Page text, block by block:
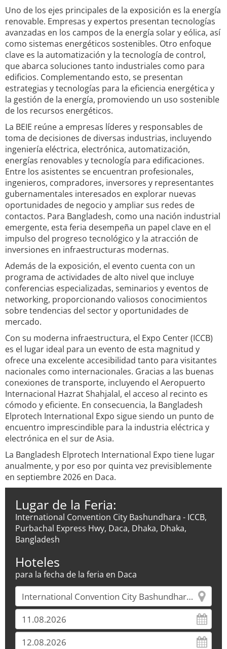
Uno de los ejes principales de la exposición es la energía
renovable. Empresas y expertos presentan tecnologías
avanzadas en los campos de la energía solar y eólica, así
como sistemas energéticos sostenibles. Otro enfoque
clave es la automatización y la tecnología de control,
que abarca soluciones tanto industriales como para
edificios. Complementando esto, se presentan
estrategias y tecnologías para la eficiencia energética y
la gestión de la energía, promoviendo un uso sostenible
de los recursos energéticos.
La BEIE reúne a empresas líderes y responsables de
toma de decisiones de diversas industrias, incluyendo
ingeniería eléctrica, electrónica, automatización,
energías renovables y tecnología para edificaciones.
Entre los asistentes se encuentran profesionales,
ingenieros, compradores, inversores y representantes
gubernamentales interesados en explorar nuevas
oportunidades de negocio y ampliar sus redes de
contactos. Para Bangladesh, como una nación industrial
emergente, esta feria desempeña un papel clave en el
impulso del progreso tecnológico y la atracción de
inversiones en infraestructuras modernas.
Además de la exposición, el evento cuenta con un
programa de actividades de alto nivel que incluye
conferencias especializadas, seminarios y eventos de
networking, proporcionando valiosos conocimientos
sobre tendencias del sector y oportunidades de
mercado.
Con su moderna infraestructura, el Expo Center (ICCB)
es el lugar ideal para un evento de esta magnitud y
ofrece una excelente accesibilidad tanto para visitantes
nacionales como internacionales. Gracias a las buenas
conexiones de transporte, incluyendo el Aeropuerto
Internacional Hazrat Shahjalal, el acceso al recinto es
cómodo y eficiente. En consecuencia, la Bangladesh
Elprotech International Expo sigue siendo un punto de
encuentro imprescindible para la industria eléctrica y
electrónica en el sur de Asia.
La Bangladesh Elprotech International Expo tiene lugar
anualmente, y por eso por quinta vez previsiblemente
en septiembre 2026 en Daca.
Lugar de la Feria:
International Convention City Bashundhara - ICCB,
Purbachal Express Hwy, Daca, Dhaka, Dhaka,
Bangladesh
Hoteles
para la fecha de la feria en Daca